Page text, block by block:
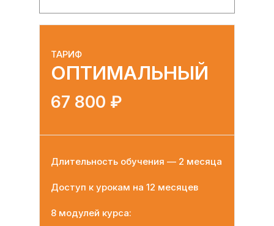
ТАРИФ
ОПТИМАЛЬНЫЙ
67 800 ₽
Длительность обучения — 2 месяца
Доступ к урокам на 12 месяцев
8 модулей курса: